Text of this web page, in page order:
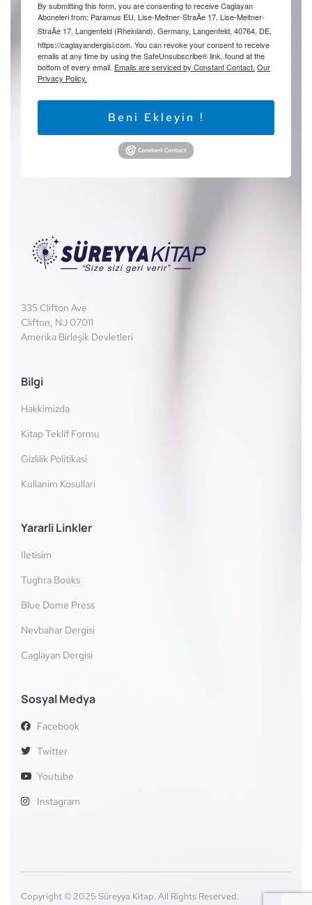
By submitting this form, you are consenting to receive Caglayan
Aboneleri from: Paramus EU, Lise-Meitner-StraÃe 17, Lise-Meitner-
StraÃe 17, Langenfeld (Rheinland), Germany, Langenfeld, 40764, DE,
https://caglayandergisi.com. You can revoke your consent to receive
emails at any time by using the SafeUnsubscribe® link, found at the
bottom of every email. Emails are serviced by Constant Contact. Our
Privacy Policy.
Beni Ekleyin !
335 Clifton Ave
Clifton, NJ 07011
Amerika Birleşik Devletleri
Bilgi
Hakkimizda
Kitap Teklif Formu
Gizlilik Politikasi
Kullanim Kosullari
Yararli Linkler
Iletisim
Tughra Books
Blue Dome Press
Nevbahar Dergisi
Caglayan Dergisi
Sosyal Medya
Facebook
Twitter
Youtube
Instagram
Copyright © 2025 Süreyya Kitap. All Rights Reserved.